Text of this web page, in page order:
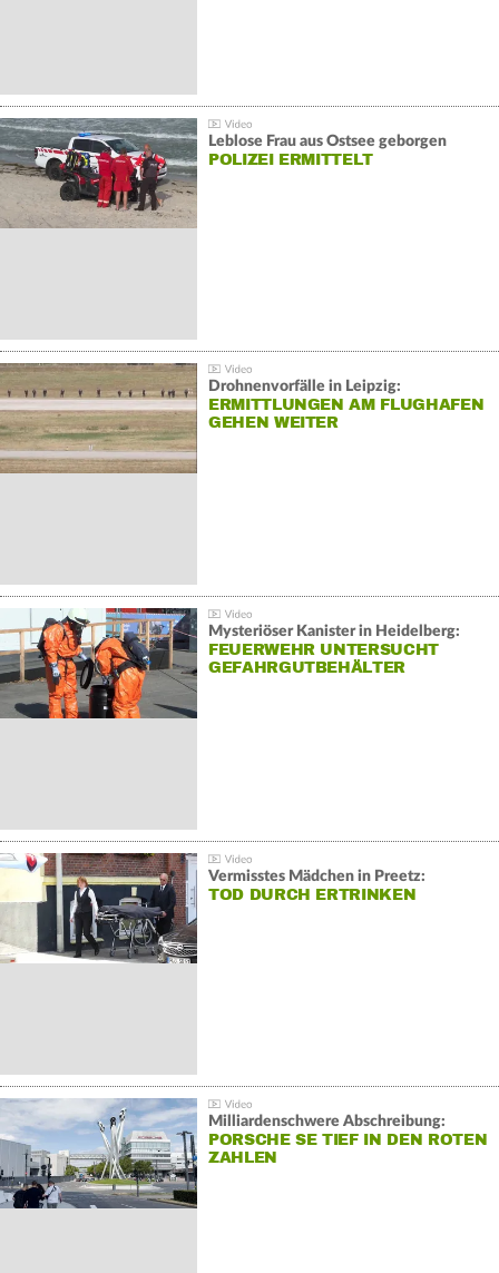
Leblose Frau aus Ostsee geborgen
POLIZEI ERMITTELT
Drohnenvorfälle in Leipzig:
ERMITTLUNGEN AM FLUGHAFEN
GEHEN WEITER
Mysteriöser Kanister in Heidelberg:
FEUERWEHR UNTERSUCHT
GEFAHRGUTBEHÄLTER
Vermisstes Mädchen in Preetz:
TOD DURCH ERTRINKEN
Milliardenschwere Abschreibung:
PORSCHE SE TIEF IN DEN ROTEN
ZAHLEN